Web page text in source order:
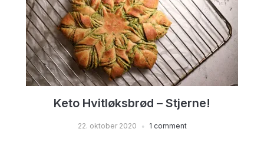
Keto Hvitløksbrød – Stjerne!
22. oktober 2020 1 comment